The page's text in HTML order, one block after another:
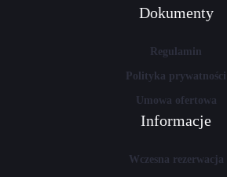
Dokumenty
Regulamin
Polityka prywatności
Umowa ofertowa
Informacje
Wczesna rezerwacja